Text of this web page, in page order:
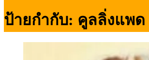
ป้ายกำกับ: คูลลิ่งแพด